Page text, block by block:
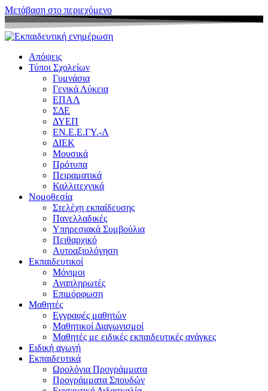
Μετάβαση στο περιεχόμενο
Απόψεις
Τύποι Σχολείων
Γυμνάσια
Γενικά Λύκεια
ΕΠΑΛ
ΣΔΕ
ΔΥΕΠ
ΕΝ.Ε.Ε.ΓΥ.-Λ
ΔΙΕΚ
Μουσικά
Πρότυπα
Πειραματικά
Καλλιτεχνικά
Νομοθεσία
Στελέχη εκπαίδευσης
Πανελλαδικές
Υπηρεσιακά Συμβούλια
Πειθαρχικό
Αυτοαξιολόγηση
Εκπαιδευτικοί
Μόνιμοι
Αναπληρωτές
Επιμόρφωση
Μαθητές
Εγγραφές μαθητών
Μαθητικοί Διαγωνισμοί
Μαθητές με ειδικές εκπαιδευτικές ανάγκες
Ειδική αγωγή
Εκπαιδευτικά
Ωρολόγια Προγράμματα
Προγράμματα Σπουδών